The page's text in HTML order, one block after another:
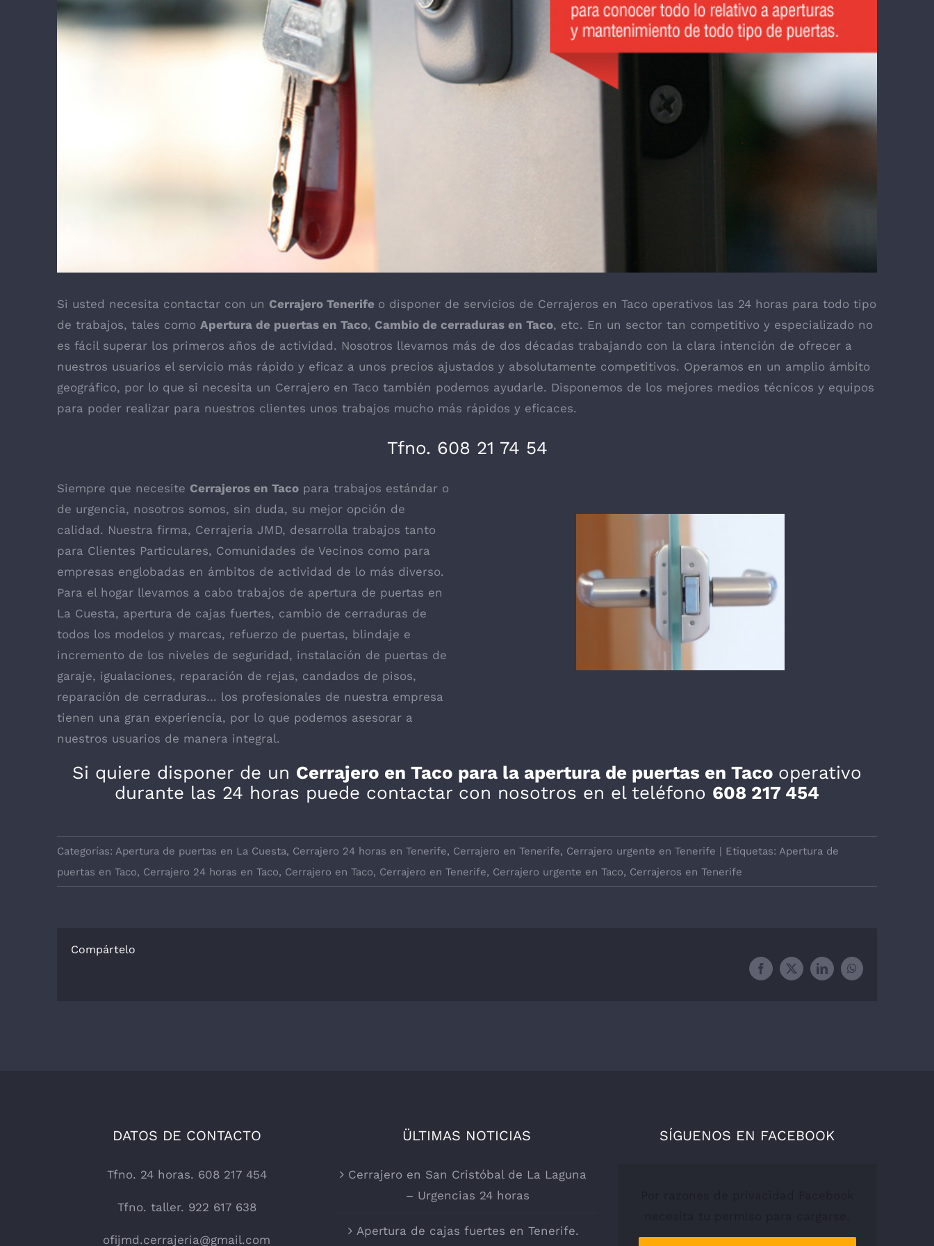
Si usted necesita contactar con un Cerrajero Tenerife o disponer de servicios de Cerrajeros en Taco operativos las 24 horas para todo tipo
de trabajos, tales como Apertura de puertas en Taco, Cambio de cerraduras en Taco, etc. En un sector tan competitivo y especializado no
es fácil superar los primeros años de actividad. Nosotros llevamos más de dos décadas trabajando con la clara intención de ofrecer a
nuestros usuarios el servicio más rápido y eficaz a unos precios ajustados y absolutamente competitivos. Operamos en un amplio ámbito
geográfico, por lo que si necesita un Cerrajero en Taco también podemos ayudarle. Disponemos de los mejores medios técnicos y equipos
para poder realizar para nuestros clientes unos trabajos mucho más rápidos y eficaces.
Tfno. 608 21 74 54
Siempre que necesite Cerrajeros en Taco para trabajos estándar o
de urgencia, nosotros somos, sin duda, su mejor opción de
calidad. Nuestra firma, Cerrajería JMD, desarrolla trabajos tanto
para Clientes Particulares, Comunidades de Vecinos como para
empresas englobadas en ámbitos de actividad de lo más diverso.
Para el hogar llevamos a cabo trabajos de apertura de puertas en
La Cuesta, apertura de cajas fuertes, cambio de cerraduras de
todos los modelos y marcas, refuerzo de puertas, blindaje e
incremento de los niveles de seguridad, instalación de puertas de
garaje, igualaciones, reparación de rejas, candados de pisos,
reparación de cerraduras… los profesionales de nuestra empresa
tienen una gran experiencia, por lo que podemos asesorar a
nuestros usuarios de manera integral.
Si quiere disponer de un Cerrajero en Taco para la apertura de puertas en Taco operativo
durante las 24 horas puede contactar con nosotros en el teléfono 608 217 454
Categorías: Apertura de puertas en La Cuesta, Cerrajero 24 horas en Tenerife, Cerrajero en Tenerife, Cerrajero urgente en Tenerife | Etiquetas: Apertura de
puertas en Taco, Cerrajero 24 horas en Taco, Cerrajero en Taco, Cerrajero en Tenerife, Cerrajero urgente en Taco, Cerrajeros en Tenerife
Compártelo
Facebook
X LinkedInWhatsApp
DATOS DE CONTACTO
Tfno. 24 horas. 608 217 454
Tfno. taller. 922 617 638
ofijmd.cerrajeria@gmail.com
ÜLTIMAS NOTICIAS
Cerrajero en San Cristóbal de La Laguna
– Urgencias 24 horas
Apertura de cajas fuertes en Tenerife.
SÍGUENOS EN FACEBOOK